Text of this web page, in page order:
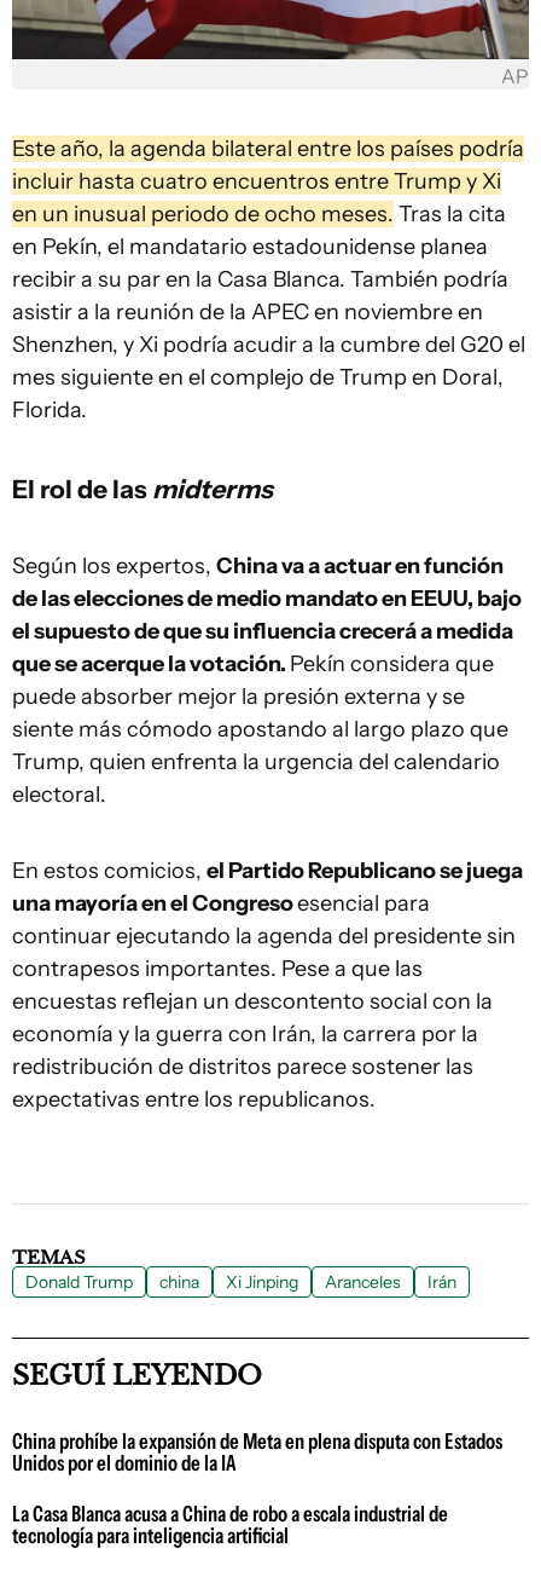
AP
Este año, la agenda bilateral entre los países podría
incluir hasta cuatro encuentros entre Trump y Xi
en un inusual periodo de ocho meses. Tras la cita
en Pekín, el mandatario estadounidense planea
recibir a su par en la Casa Blanca. También podría
asistir a la reunión de la APEC en noviembre en
Shenzhen, y Xi podría acudir a la cumbre del G20 el
mes siguiente en el complejo de Trump en Doral,
Florida.
El rol de lasmidterms
Según los expertos, China va a actuar en función
de las elecciones de medio mandato en EEUU, bajo
el supuesto de que su influencia crecerá a medida
que se acerque la votación. Pekín considera que
puede absorber mejor la presión externa y se
siente más cómodo apostando al largo plazo que
Trump, quien enfrenta la urgencia del calendario
electoral.
En estos comicios, el Partido Republicano se juega
una mayoría en el Congresoesencial para
continuar ejecutando la agenda del presidente sin
contrapesos importantes. Pese a que las
encuestas reflejan un descontento social con la
economía y la guerra con Irán, la carrera por la
redistribución de distritos parece sostener las
expectativas entre los republicanos.
TEMAS
Donald Trump china Xi Jinping Aranceles Irán
SEGUÍ LEYENDO
China prohíbe la expansión de Meta en plena disputa con Estados
Unidos por el dominio de la IA
La Casa Blanca acusa a China de robo a escala industrial de
tecnología para inteligencia artificial